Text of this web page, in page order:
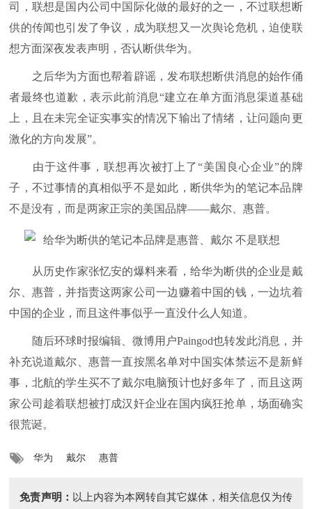
司，联想是国内公司中国际化做的最好的之一，不过联想断
供的传闻也引发了争议，成为联想又一次舆论危机，迫使联
想方面深夜发表声明，否认断供华为。
之后华为方面也帮着辟谣，发布联想断供消息的始作俑
者最终也道歉，表示此前消息“建立在单方面消息渠道基础
上，且在未完全证实事实的情况下输出了情绪，让问题向更
激化的方向发展”。
由于这件事，联想再次被打上了“美国良心企业”的牌
子，不过事情的真相似乎不是如此，断供华为的笔记本品牌
不是没有，而是两家正宗的美国品牌——戴尔、惠普。
从历史作家张忆安的爆料来看，给华为断供的企业是戴
尔、惠普，并指责这两家公司一边赚着中国的钱，一边坑着
中国的企业，而且这件事似乎一直没什么人知道。
随后环球时报编辑、微博用户Paingod也转发此消息，并
补充说道戴尔、惠普一直按黑名单对中国实体禁运不是新鲜
事，北航的学生买不了戴尔电脑预计也好多年了，而且这两
家公司趁着联想被打成汉奸企业在国内疯狂抢单，场面确实
很荒诞。
华为 戴尔 惠普
免责声明： 以上内容为本网转自其它媒体，相关信息仅为传